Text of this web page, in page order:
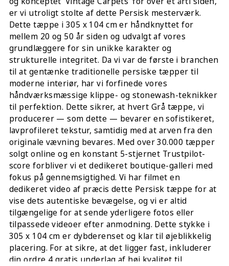
er vi utroligt stolte af dette Persisk mesterværk.
Dette tæppe i 305 x 104 cm er håndknyttet for
mellem 20 og 50 år siden og udvalgt af vores
grundlæggere for sin unikke karakter og
strukturelle integritet. Da vi var de første i branchen
til at gentænke traditionelle persiske tæpper til
moderne interiør, har vi forfinede vores
håndværksmæssige klippe- og stonewash-teknikker
til perfektion. Dette sikrer, at hvert Grå tæppe, vi
producerer — som dette — bevarer en sofistikeret,
lavprofileret tekstur, samtidig med at arven fra den
originale vævning bevares. Med over 30.000 tæpper
solgt online og en konstant 5-stjernet Trustpilot-
score forbliver vi et dedikeret boutique-galleri med
fokus på gennemsigtighed. Vi har filmet en
dedikeret video af præcis dette Persisk tæppe for at
vise dets autentiske bevægelse, og vi er altid
tilgængelige for at sende yderligere fotos eller
tilpassede videoer efter anmodning. Dette stykke i
305 x 104 cm er dybderenset og klar til øjeblikkelig
placering. For at sikre, at det ligger fast, inkluderer
din ordre 4 gratis underlag af høj kvalitet til